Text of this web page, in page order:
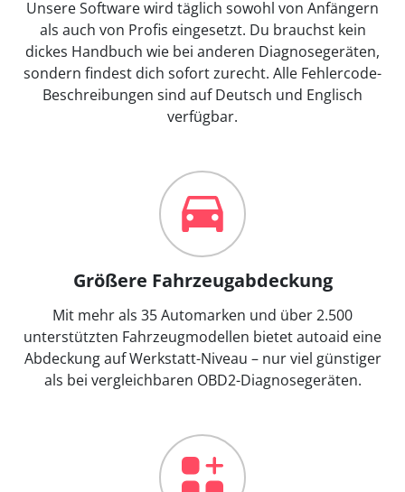
Unsere Software wird täglich sowohl von Anfängern
als auch von Profis eingesetzt. Du brauchst kein
dickes Handbuch wie bei anderen Diagnosegeräten,
sondern findest dich sofort zurecht. Alle Fehlercode-
Beschreibungen sind auf Deutsch und Englisch
verfügbar.
Größere Fahrzeugabdeckung
Mit mehr als 35 Automarken und über 2.500
unterstützten Fahrzeugmodellen bietet autoaid eine
Abdeckung auf Werkstatt-Niveau – nur viel günstiger
als bei vergleichbaren OBD2-Diagnosegeräten.